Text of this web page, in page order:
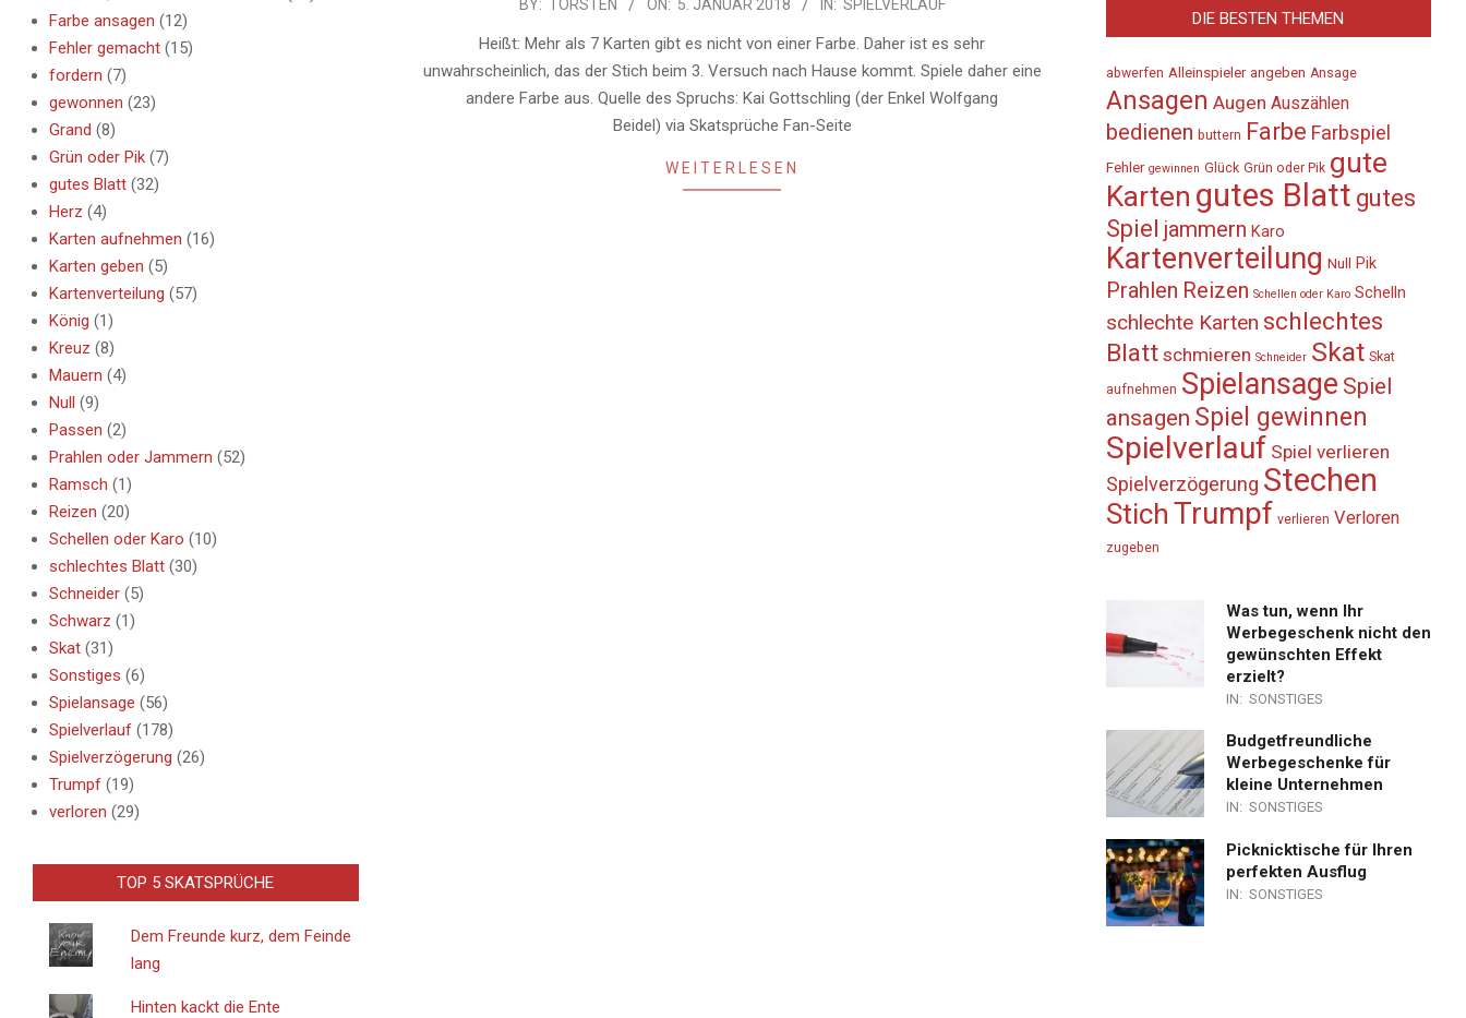
BY: TORSTEN ON: 5. JANUAR 2018 IN: SPIELVERLAUF
Heißt: Mehr als 7 Karten gibt es nicht von einer Farbe. Daher ist es sehr
unwahrscheinlich, das der Stich beim 3. Versuch nach Hause kommt. Spiele daher eine
andere Farbe aus. Quelle des Spruchs: Kai Gottschling (der Enkel Wolfgang
Beidel) via Skatsprüche Fan-Seite
WEITERLESEN
Farbe ansagen (12)
Fehler gemacht (15)
fordern (7)
gewonnen (23)
Grand (8)
Grün oder Pik (7)
gutes Blatt (32)
Herz (4)
Karten aufnehmen (16)
Karten geben (5)
Kartenverteilung (57)
König (1)
Kreuz (8)
Mauern (4)
Null (9)
Passen (2)
Prahlen oder Jammern (52)
Ramsch (1)
Reizen (20)
Schellen oder Karo (10)
schlechtes Blatt (30)
Schneider (5)
Schwarz (1)
Skat (31)
Sonstiges (6)
Spielansage (56)
Spielverlauf (178)
Spielverzögerung (26)
Trumpf (19)
verloren (29)
TOP 5 SKATSPRÜCHE
Dem Freunde kurz, dem Feinde
lang
Hinten kackt die Ente
DIE BESTEN THEMEN
abwerfen Alleinspieler angeben Ansage
Ansagen Augen Auszählen
bedienen buttern Farbe Farbspiel
Fehler gewinnen Glück Grün oder Pik gute
Karten gutes Blatt gutes
Spiel jammern Karo
Kartenverteilung Null Pik
Prahlen Reizen Schellen oder Karo Schelln
schlechte Karten schlechtes
Blatt schmieren Schneider Skat Skat
aufnehmen Spielansage Spiel
ansagen Spiel gewinnen
Spielverlauf Spiel verlieren
Spielverzögerung Stechen
Stich Trumpf verlieren Verloren
zugeben
Was tun, wenn Ihr
Werbegeschenk nicht den
gewünschten Effekt
erzielt?
IN: SONSTIGES
Budgetfreundliche
Werbegeschenke für
kleine Unternehmen
IN: SONSTIGES
Picknicktische für Ihren
perfekten Ausflug
IN: SONSTIGES